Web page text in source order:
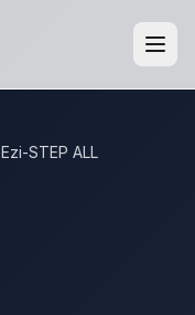
Ezi-STEP ALL